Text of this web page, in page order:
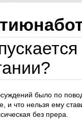
было по
и что нельзя ему
без прера.